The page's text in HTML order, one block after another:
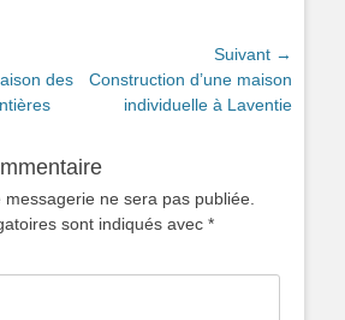
des
Suivant →
Article
suivant :
Construction d’une maison
individuelle à Laventie
ne sera pas publiée.
sont indiqués avec *